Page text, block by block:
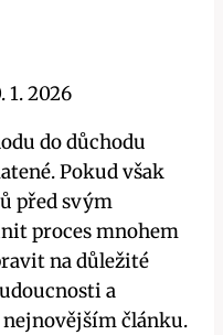
1. 2026
do důchodu
Pokud však
před svým
proces mnohem
na důležité
a
článku.